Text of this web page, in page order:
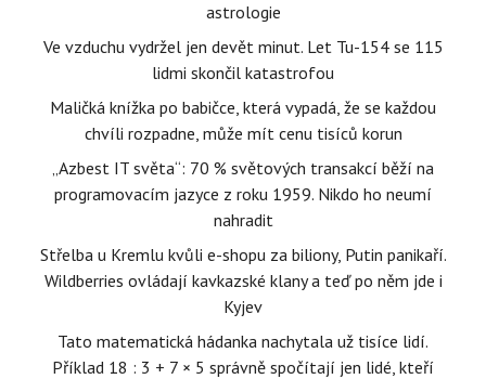
astrologie
Ve vzduchu vydržel jen devět minut. Let Tu-154 se 115
lidmi skončil katastrofou
Maličká knížka po babičce, která vypadá, že se každou
chvíli rozpadne, může mít cenu tisíců korun
„Azbest IT světa“: 70 % světových transakcí běží na
programovacím jazyce z roku 1959. Nikdo ho neumí
nahradit
Střelba u Kremlu kvůli e-shopu za biliony, Putin panikaří.
Wildberries ovládají kavkazské klany a teď po něm jde i
Kyjev
Tato matematická hádanka nachytala už tisíce lidí.
Příklad 18 : 3 + 7 × 5 správně spočítají jen lidé, kteří